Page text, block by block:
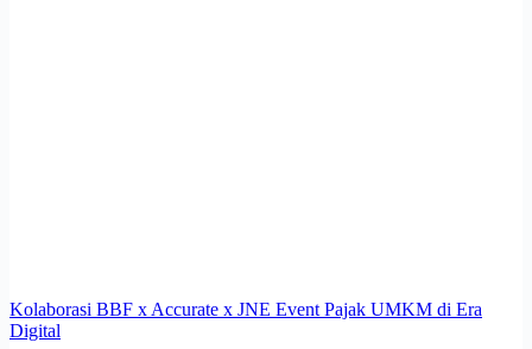
Kolaborasi BBF x Accurate x JNE Event Pajak UMKM di Era
Digital